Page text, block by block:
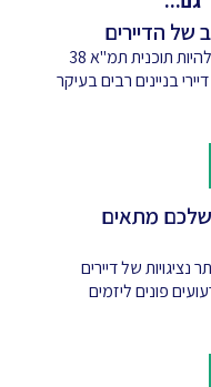
בשנים האחרונות הפכה להיות תוכנית תמ"א 38
בניינים רבים בעיקר
שלכם מתאים
נציגויות של דיירים
פונים ליזמים